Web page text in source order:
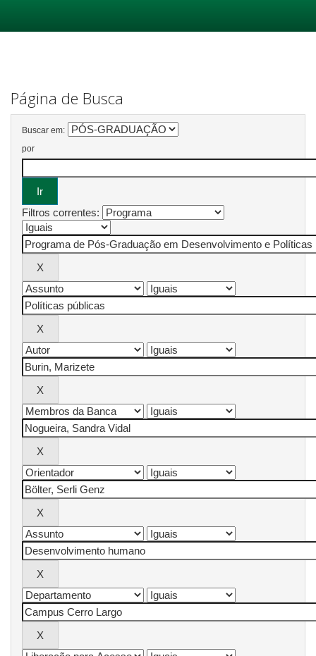
Página de Busca
Buscar em:
por
Filtros correntes: